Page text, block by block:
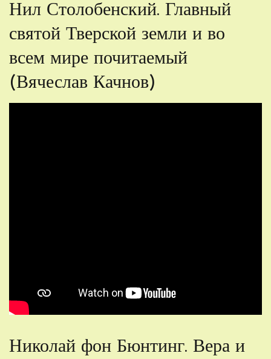
Нил Столобенский. Главный
святой Тверской земли и во
всем мире почитаемый
(Вячеслав Качнов)
Николай фон Бюнтинг. Вера и